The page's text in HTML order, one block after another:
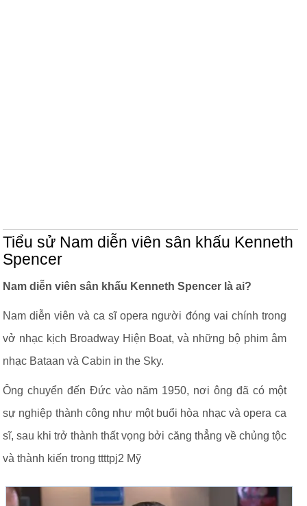
Tiểu sử Nam diễn viên sân khấu Kenneth
Spencer
Nam diễn viên sân khấu Kenneth Spencer là ai?
Nam diễn viên và ca sĩ opera người đóng vai chính trong
vở nhạc kịch Broadway Hiện Boat, và những bộ phim âm
nhạc Bataan và Cabin in the Sky.
Ông chuyển đến Đức vào năm 1950, nơi ông đã có một
sự nghiệp thành công như một buổi hòa nhạc và opera ca
sĩ, sau khi trở thành thất vọng bởi căng thẳng về chủng tộc
và thành kiến ​​trong ttttpj2 Mỹ